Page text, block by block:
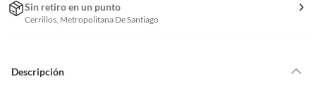
Sin retiro en un punto
Cerrillos, Metropolitana De Santiago
Descripción